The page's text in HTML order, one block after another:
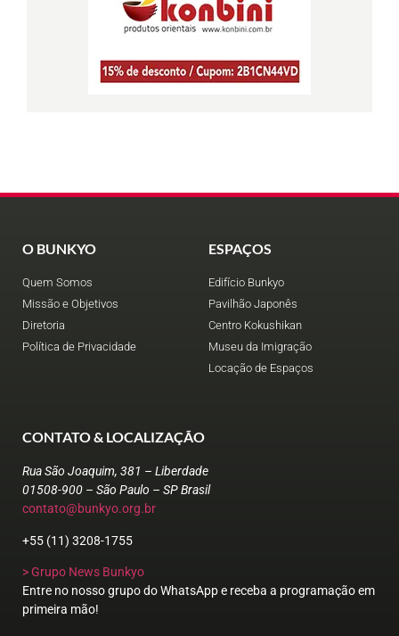
O BUNKYO
Quem Somos
Missão e Objetivos
Diretoria
Política de Privacidade
ESPAÇOS
Edifício Bunkyo
Pavilhão Japonês
Centro Kokushikan
Museu da Imigração
Locação de Espaços
CONTATO & LOCALIZAÇÃO
Rua São Joaquim, 381 – Liberdade
01508-900 – São Paulo – SP Brasil
contato@bunkyo.org.br
+55 (11) 3208-1755
> Grupo News Bunkyo
Entre no nosso grupo do WhatsApp e receba a programação em
primeira mão!